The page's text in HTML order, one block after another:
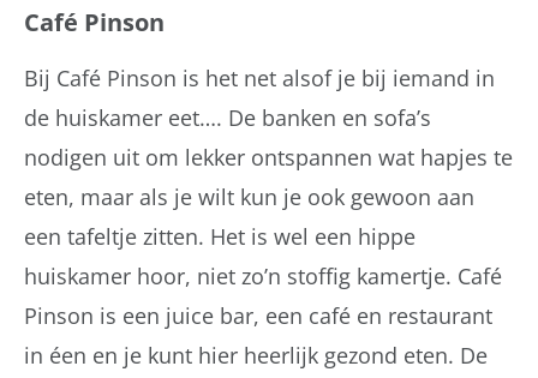
Café Pinson
Bij Café Pinson is het net alsof je bij iemand in
de huiskamer eet…. De banken en sofa’s
nodigen uit om lekker ontspannen wat hapjes te
eten, maar als je wilt kun je ook gewoon aan
een tafeltje zitten. Het is wel een hippe
huiskamer hoor, niet zo’n stoffig kamertje. Café
Pinson is een juice bar, een café en restaurant
in éen en je kunt hier heerlijk gezond eten. De